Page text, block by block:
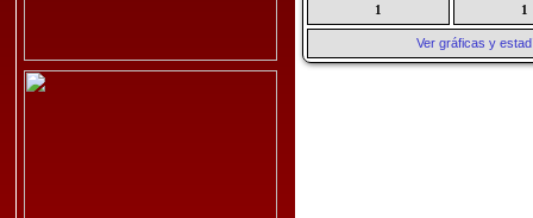
1 1
Ver gráficas y